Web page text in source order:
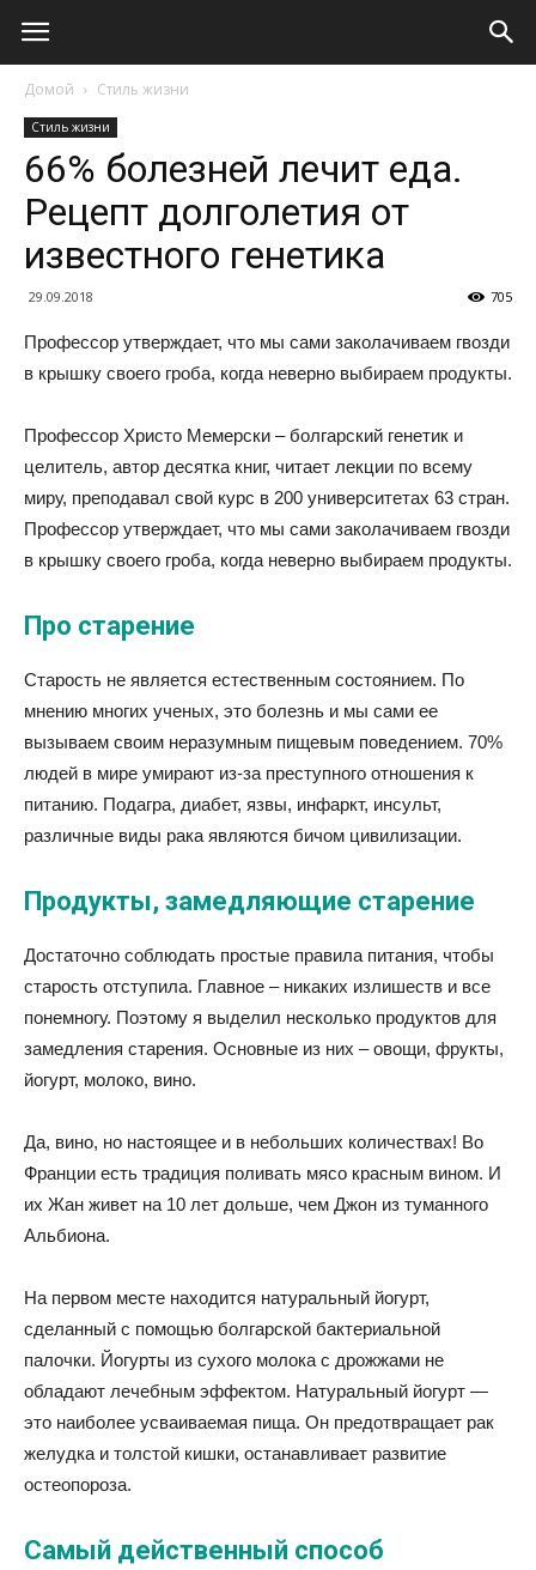
Домой Стиль жизни
Стиль жизни
66% болезней лечит еда.
Рецепт долголетия от
известного генетика
29.09.2018 705
Профессор утверждает, что мы сами заколачиваем гвозди
в крышку своего гроба, когда неверно выбираем продукты.
Профессор Христо Мемерски – болгарский генетик и
целитель, автор десятка книг, читает лекции по всему
миру, преподавал свой курс в 200 университетах 63 стран.
Профессор утверждает, что мы сами заколачиваем гвозди
в крышку своего гроба, когда неверно выбираем продукты.
Про старение
Старость не является естественным состоянием. По
мнению многих ученых, это болезнь и мы сами ее
вызываем своим неразумным пищевым поведением. 70%
людей в мире умирают из-за преступного отношения к
питанию. Подагра, диабет, язвы, инфаркт, инсульт,
различные виды рака являются бичом цивилизации.
Продукты, замедляющие старение
Достаточно соблюдать простые правила питания, чтобы
старость отступила. Главное – никаких излишеств и все
понемногу. Поэтому я выделил несколько продуктов для
замедления старения. Основные из них – овощи, фрукты,
йогурт, молоко, вино.
Да, вино, но настоящее и в небольших количествах! Во
Франции есть традиция поливать мясо красным вином. И
их Жан живет на 10 лет дольше, чем Джон из туманного
Альбиона.
На первом месте находится натуральный йогурт,
сделанный с помощью болгарской бактериальной
палочки. Йогурты из сухого молока с дрожжами не
обладают лечебным эффектом. Натуральный йогурт —
это наиболее усваиваемая пища. Он предотвращает рак
желудка и толстой кишки, останавливает развитие
остеопороза.
Самый действенный способ